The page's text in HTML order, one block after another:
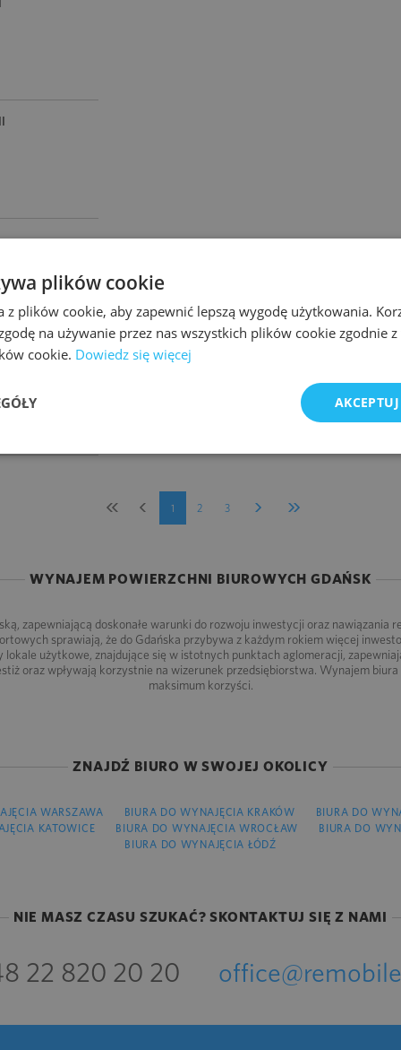
1 2 3
WYNAJEM POWIERZCHNI BIUROWYCH GDAŃSK
zapewniającą doskonałe warunki do rozwoju inwestycji oraz
sprawiają, że do Gdańska przybywa z każdym rokiem więcej
lokale użytkowe, znajdujące się w istotnych punktach aglomeracji,
oraz wpływają korzystnie na wizerunek przedsiębiorstwa. Wynajem
maksimum korzyści.
ZNAJDŹ BIURO W SWOJEJ OKOLICY
WARSZAWA BIURA DO WYNAJĘCIA KRAKÓW
BIURA DO
KATOWICE
BIURA DO WYNAJĘCIA WROCŁAW
BIURA DO
BIURA DO WYNAJĘCIA ŁÓDŹ
NIE MASZ CZASU SZUKAĆ? SKONTAKTUJ SIĘ Z NAMI
22 820 20 20
plików cookie
z plików cookie, aby zapewnić lepszą wygodę użytkowania.
na używanie przez nas wszystkich plików cookie zgodnie
cookie. Dowiedz się więcej